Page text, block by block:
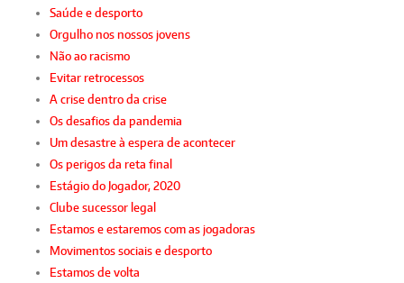
Saúde e desporto
Orgulho nos nossos jovens
Não ao racismo
Evitar retrocessos
A crise dentro da crise
Os desafios da pandemia
Um desastre à espera de acontecer
Os perigos da reta final
Estágio do Jogador, 2020
Clube sucessor legal
Estamos e estaremos com as jogadoras
Movimentos sociais e desporto
Estamos de volta